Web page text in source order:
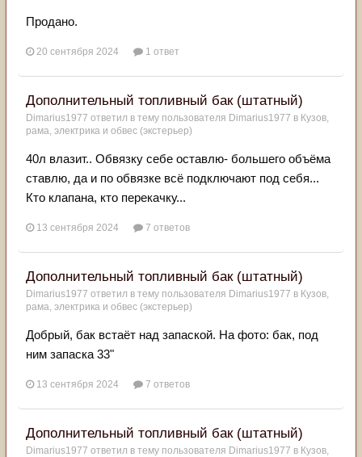
Продано.
20 сентября 2024 1 ответ
Дополнительный топливный бак (штатный)
Dimarius1977 ответил в тему пользователя Dimarius1977 в Кузов,
рама, электрика и обвес (экстерьер)
40л влазит.. Обвязку себе оставлю- большего объёма
ставлю, да и по обвязке всё подключают под себя...
Кто клапана, кто перекачку...
13 сентября 2024 7 ответов
Дополнительный топливный бак (штатный)
Dimarius1977 ответил в тему пользователя Dimarius1977 в Кузов,
рама, электрика и обвес (экстерьер)
Добрый, бак встаёт над запаской. На фото: бак, под
ним запаска 33"
13 сентября 2024 7 ответов
Дополнительный топливный бак (штатный)
Dimarius1977 ответил в тему пользователя Dimarius1977 в Кузов,